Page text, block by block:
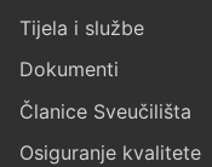
Tijela i službe
Dokumenti
Članice Sveučilišta
Osiguranje kvalitete